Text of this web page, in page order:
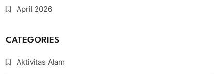
April 2026
CATEGORIES
Aktivitas Alam